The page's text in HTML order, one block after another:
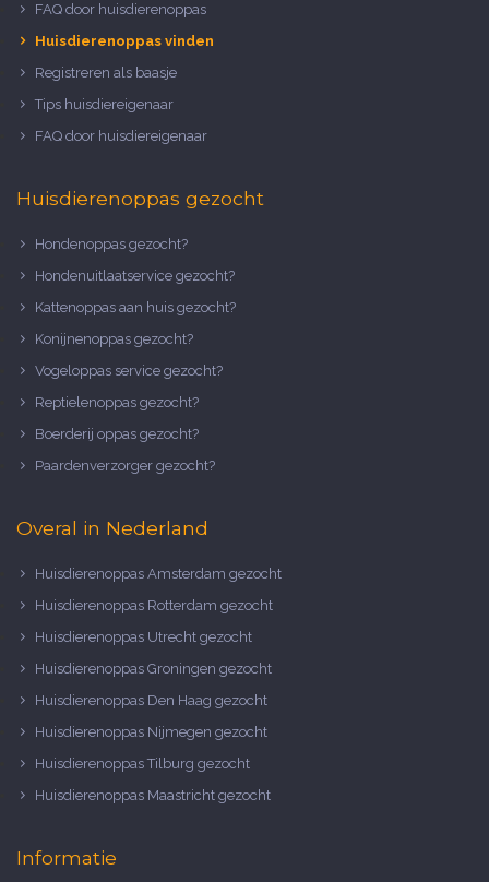
FAQ door huisdierenoppas
Huisdierenoppas vinden
Registreren als baasje
Tips huisdiereigenaar
FAQ door huisdiereigenaar
Huisdierenoppas gezocht
Hondenoppas gezocht?
Hondenuitlaatservice gezocht?
Kattenoppas aan huis gezocht?
Konijnenoppas gezocht?
Vogeloppas service gezocht?
Reptielenoppas gezocht?
Boerderij oppas gezocht?
Paardenverzorger gezocht?
Overal in Nederland
Huisdierenoppas Amsterdam gezocht
Huisdierenoppas Rotterdam gezocht
Huisdierenoppas Utrecht gezocht
Huisdierenoppas Groningen gezocht
Huisdierenoppas Den Haag gezocht
Huisdierenoppas Nijmegen gezocht
Huisdierenoppas Tilburg gezocht
Huisdierenoppas Maastricht gezocht
Informatie